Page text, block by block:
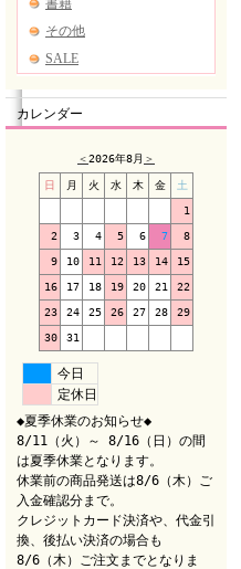
カレンダー
＜2026年8月 ＞
日 月 火 水 木 金 土
1
2 3 4 5 6 7 8
9 10 11 12 13 14 15
16 17 18 19 20 21 22
23 24 25 26 27 28 29
30 31
今日
定休日
◆夏季休業のお知らせ◆
8/11（火）～ 8/16（日）の間
は夏季休業となります。
休業前の商品発送は8/6（木）ご
入金確認分まで。
クレジットカード決済や、代金引
換、後払い決済の場合も
8/6（木）ご注文までとなりま